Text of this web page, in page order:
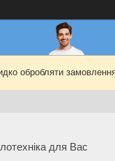
обробляти
для Вас